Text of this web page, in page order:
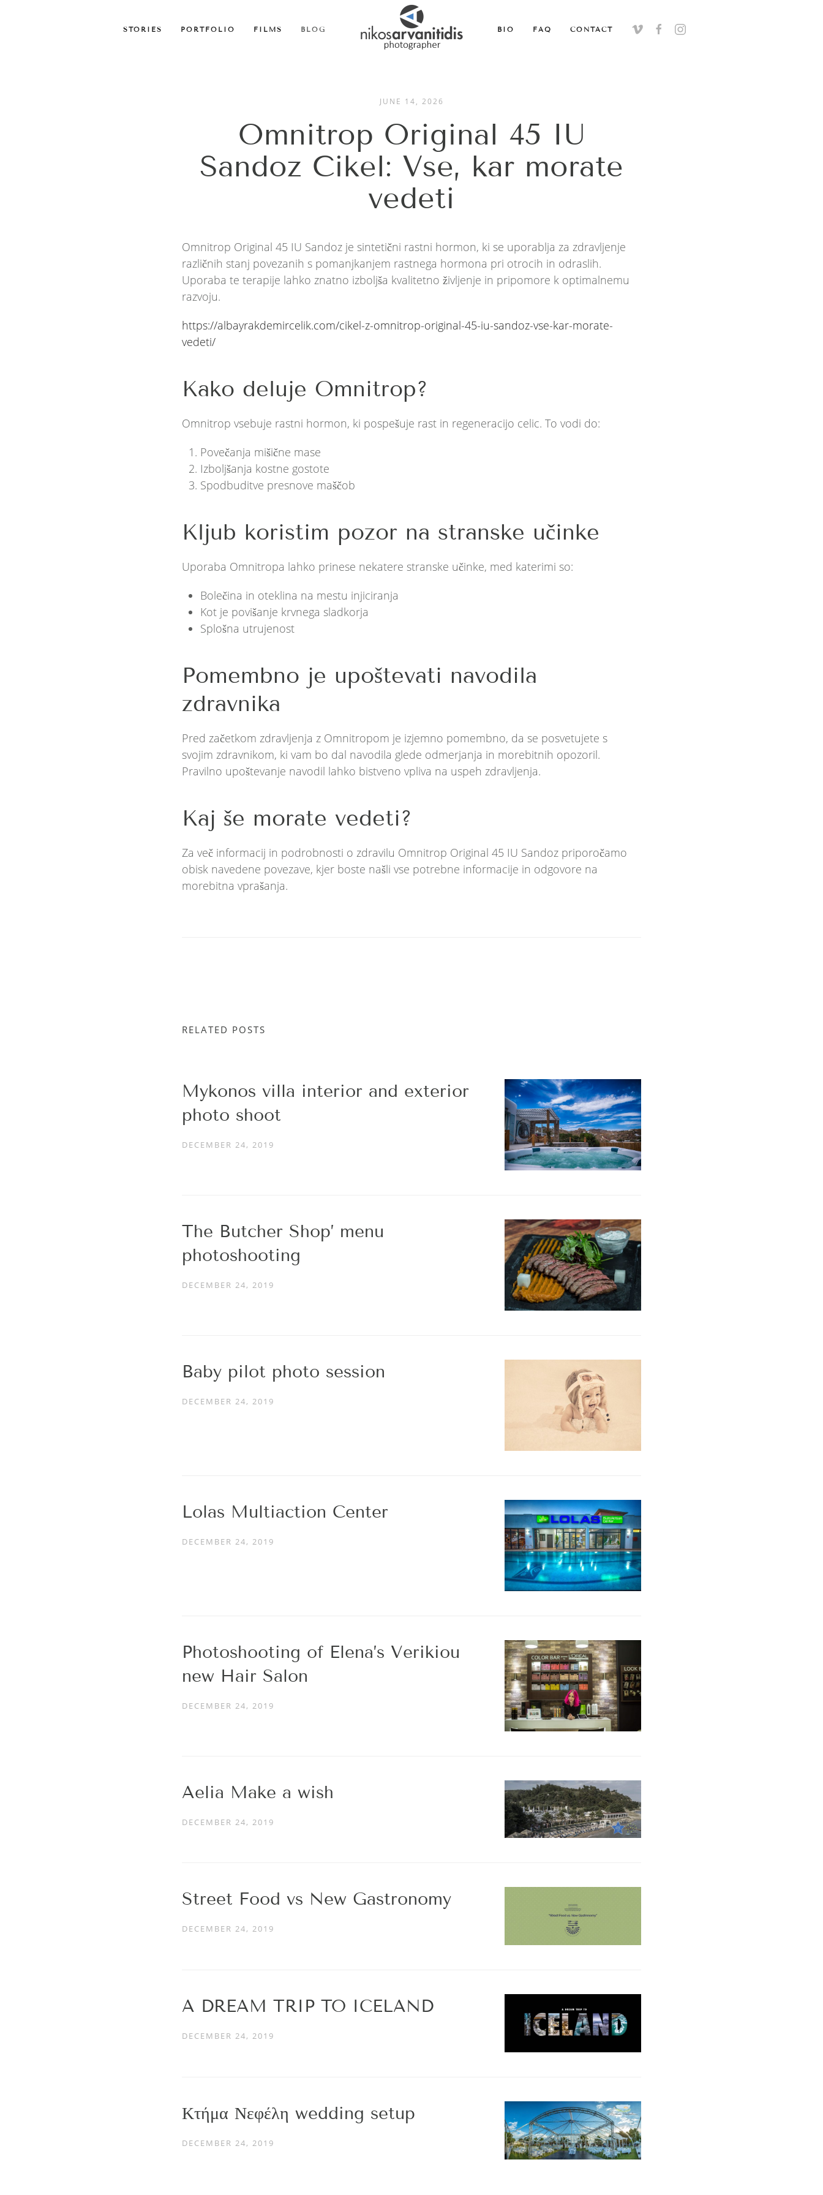
STORIES PORTFOLIO FILMS BLOG BIO FAQ CONTACT
JUNE 14, 2026
Omnitrop Original 45 IU
Sandoz Cikel: Vse, kar morate
vedeti
Omnitrop Original 45 IU Sandoz je sintetični rastni hormon, ki se uporablja za zdravljenje
različnih stanj povezanih s pomanjkanjem rastnega hormona pri otrocih in odraslih.
Uporaba te terapije lahko znatno izboljša kvalitetno življenje in pripomore k optimalnemu
razvoju.
https://albayrakdemircelik.com/cikel-z-omnitrop-original-45-iu-sandoz-vse-kar-morate-
vedeti/
Kako deluje Omnitrop?
Omnitrop vsebuje rastni hormon, ki pospešuje rast in regeneracijo celic. To vodi do:
Povečanja mišične mase
Izboljšanja kostne gostote
Spodbuditve presnove maščob
Kljub koristim pozor na stranske učinke
Uporaba Omnitropa lahko prinese nekatere stranske učinke, med katerimi so:
Bolečina in oteklina na mestu injiciranja
Kot je povišanje krvnega sladkorja
Splošna utrujenost
Pomembno je upoštevati navodila
zdravnika
Pred začetkom zdravljenja z Omnitropom je izjemno pomembno, da se posvetujete s
svojim zdravnikom, ki vam bo dal navodila glede odmerjanja in morebitnih opozoril.
Pravilno upoštevanje navodil lahko bistveno vpliva na uspeh zdravljenja.
Kaj še morate vedeti?
Za več informacij in podrobnosti o zdravilu Omnitrop Original 45 IU Sandoz priporočamo
obisk navedene povezave, kjer boste našli vse potrebne informacije in odgovore na
morebitna vprašanja.
RELATED POSTS
Mykonos villa interior and exterior
photo shoot
DECEMBER 24, 2019
The Butcher Shop’ menu
photoshooting
DECEMBER 24, 2019
Baby pilot photo session
DECEMBER 24, 2019
Lolas Multiaction Center
DECEMBER 24, 2019
Photoshooting of Elena’s Verikiou
new Hair Salon
DECEMBER 24, 2019
Aelia Make a wish
DECEMBER 24, 2019
Street Food vs New Gastronomy
DECEMBER 24, 2019
A DREAM TRIP TO ICELAND
DECEMBER 24, 2019
Κτήμα Νεφέλη wedding setup
DECEMBER 24, 2019